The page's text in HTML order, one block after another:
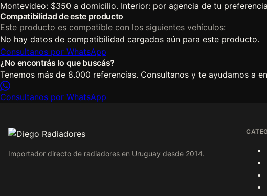
Montevideo: $350 a domicilio. Interior: por agencia de tu
Compatibilidad de este producto
Este producto es compatible con los siguientes vehículos:
No hay datos de compatibilidad cargados aún para este producto.
Consultanos por WhatsApp
¿No encontrás lo que buscás?
Tenemos más de 8.000 referencias. Consultanos y te ayudamos a
Consultanos por WhatsApp
Importador directo de radiadores en Uruguay desde 2014.